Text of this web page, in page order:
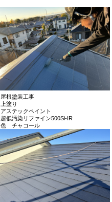
屋根塗装工事
上塗り
アステックペイント
超低汚染リファイン500Si-IR
色 チャコール